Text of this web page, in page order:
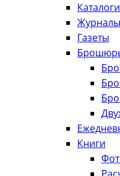
Каталоги
Журналы
Газеты
Книги